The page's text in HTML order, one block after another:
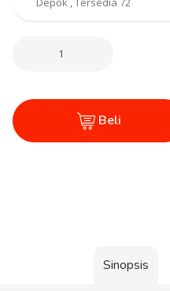
Beli
Sinopsis